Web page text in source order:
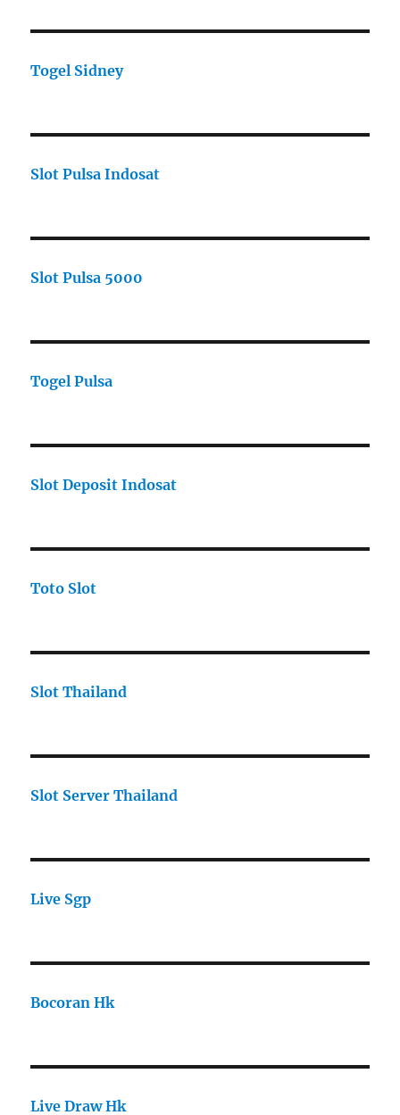
Togel Sidney
Slot Pulsa Indosat
Slot Pulsa 5000
Togel Pulsa
Slot Deposit Indosat
Toto Slot
Slot Thailand
Slot Server Thailand
Live Sgp
Bocoran Hk
Live Draw Hk